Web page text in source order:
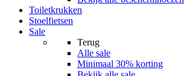
Toiletkrukken
Stoelfietsen
Sale
Terug
Alle sale
Minimaal 30% korting